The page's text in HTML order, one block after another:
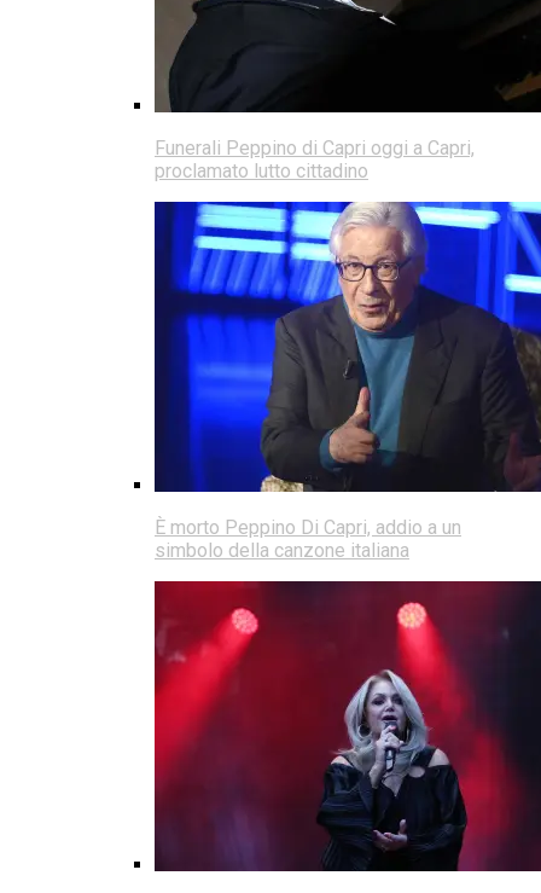
Funerali Peppino di Capri oggi a Capri,
proclamato lutto cittadino
È morto Peppino Di Capri, addio a un
simbolo della canzone italiana